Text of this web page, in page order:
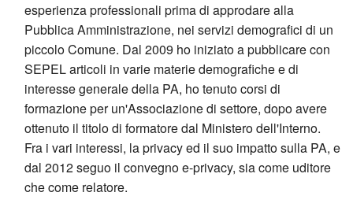
esperienza professionali prima di approdare alla
Pubblica Amministrazione, nei servizi demografici di un
piccolo Comune. Dal 2009 ho iniziato a pubblicare con
SEPEL articoli in varie materie demografiche e di
interesse generale della PA, ho tenuto corsi di
formazione per un'Associazione di settore, dopo avere
ottenuto il titolo di formatore dal Ministero dell'Interno.
Fra i vari interessi, la privacy ed il suo impatto sulla PA, e
dal 2012 seguo il convegno e-privacy, sia come uditore
che come relatore.